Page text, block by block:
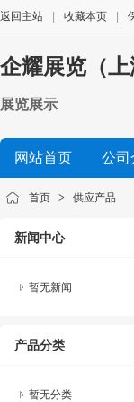
返回主站 收藏本页
企耀展览（
展览展示
网站首页 公司
首页 > 供应产品
新闻中心
暂无新闻
产品分类
暂无分类